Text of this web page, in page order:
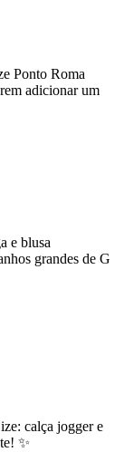
Ponto Roma
adicionar um
e blusa
grandes de G
calça jogger e
✨